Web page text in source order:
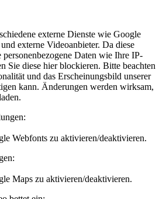
externe Dienste wie Google
externe Videoanbieter. Da diese
Daten wie Ihre IP-
Sie diese hier blockieren. Bitte beachten
und das Erscheinungsbild unserer
kann. Änderungen werden wirksam,
Webfonts zu aktivieren/deaktivieren.
Maps zu aktivieren/deaktivieren.